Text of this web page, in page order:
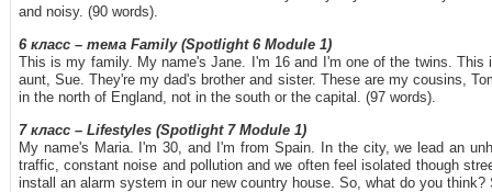
and noisy. (90 words).
6 класс– темаFamily (Spotlight 6 Module 1)
This is my family. My name's Jane. I'm 16 and I'm one of the twins.
aunt, Sue. They're my dad's brother and sister. These are my cousins,
in the north of England, not in the south or the capital. (97 words).
7 класс– Lifestyles (Spotlight 7 Module 1)
My name's Maria. I'm 30, and I'm from Spain. In the city, we lead an
traffic, constant noise and pollution and we often feel isolated though
install an alarm system in our new country house. So, what do you